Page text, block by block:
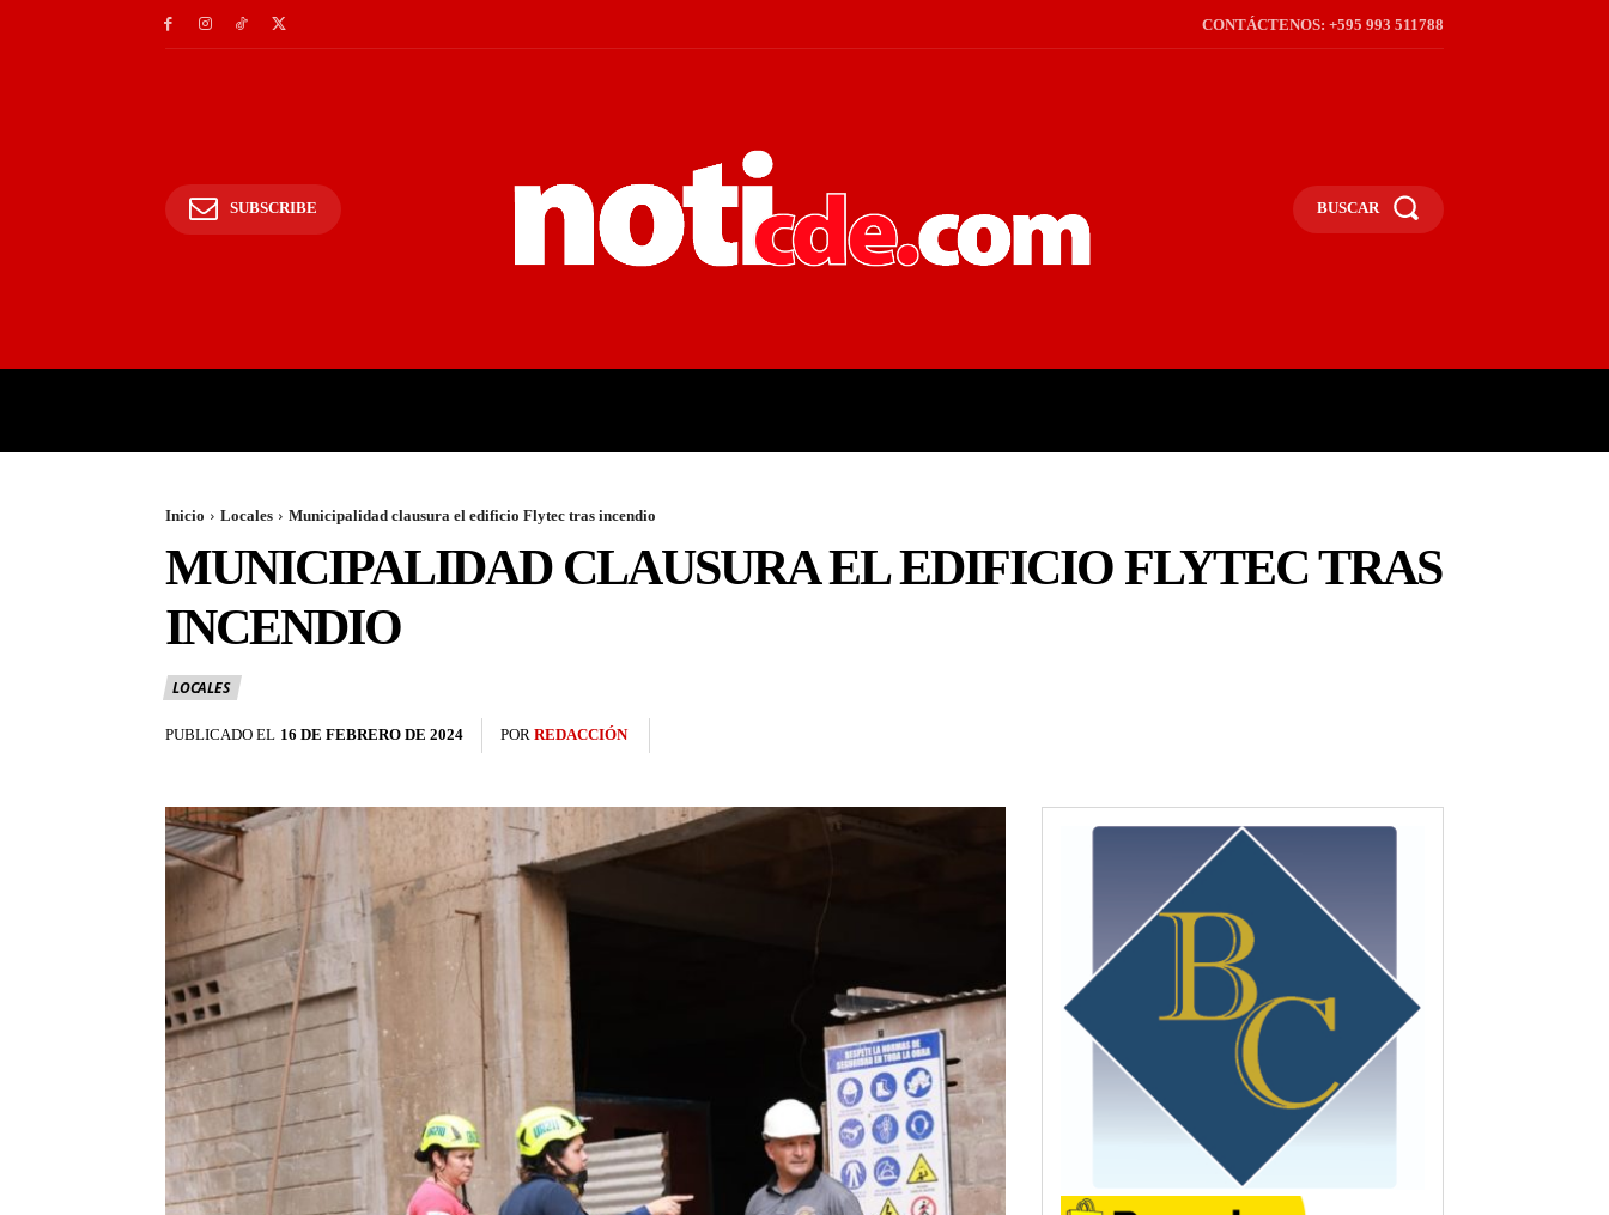
CONTÁCTENOS: +595 993 511788
SUBSCRIBE BUSCAR
Inicio Locales Municipalidad clausura el edificio Flytec tras incendio
MUNICIPALIDAD CLAUSURA EL EDIFICIO FLYTEC TRAS
INCENDIO
LOCALES
PUBLICADO EL 16 DE FEBRERO DE 2024 POR REDACCIÓN